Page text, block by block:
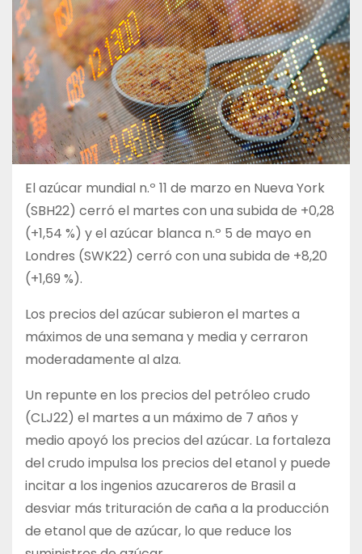
El azúcar mundial n.º 11 de marzo en Nueva York
(SBH22) cerró el martes con una subida de +0,28
(+1,54 %) y el azúcar blanca n.º 5 de mayo en
Londres (SWK22) cerró con una subida de +8,20
(+1,69 %).
Los precios del azúcar subieron el martes a
máximos de una semana y media y cerraron
moderadamente al alza.
Un repunte en los precios del petróleo crudo
(CLJ22) el martes a un máximo de 7 años y
medio apoyó los precios del azúcar. La fortaleza
del crudo impulsa los precios del etanol y puede
incitar a los ingenios azucareros de Brasil a
desviar más trituración de caña a la producción
de etanol que de azúcar, lo que reduce los